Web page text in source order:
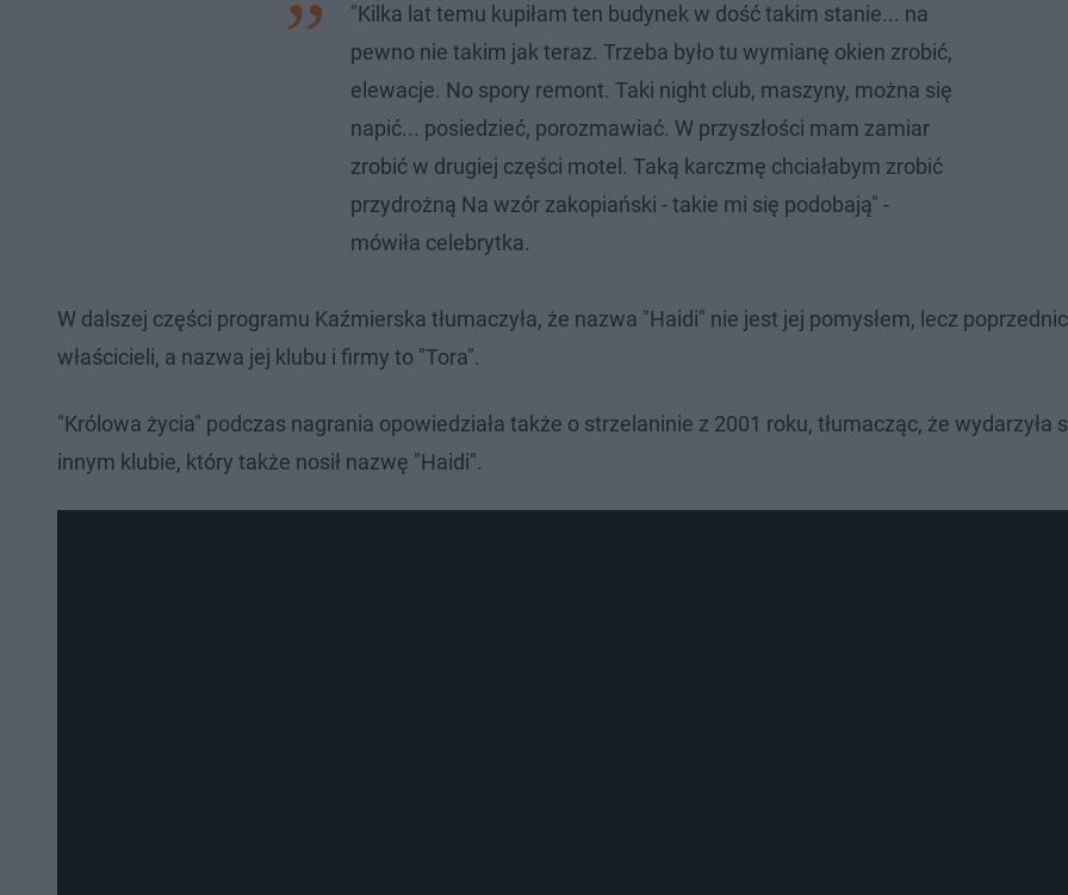
"Kilka lat temu kupiłam ten budynek w dość takim stanie... na
pewno nie takim jak teraz. Trzeba było tu wymianę okien zrobić,
elewacje. No spory remont. Taki night club, maszyny, można się
napić... posiedzieć, porozmawiać. W przyszłości mam zamiar
zrobić w drugiej części motel. Taką karczmę chciałabym zrobić
przydrożną Na wzór zakopiański - takie mi się podobają" -
mówiła celebrytka.
W dalszej części programu Kaźmierska tłumaczyła, że nazwa "Haidi" nie jest jej pomysłem, lecz
właścicieli, a nazwa jej klubu i firmy to "Tora".
"Królowa życia" podczas nagrania opowiedziała także o strzelaninie z 2001 roku, tłumacząc, że wydarzyła
innym klubie, który także nosił nazwę "Haidi".